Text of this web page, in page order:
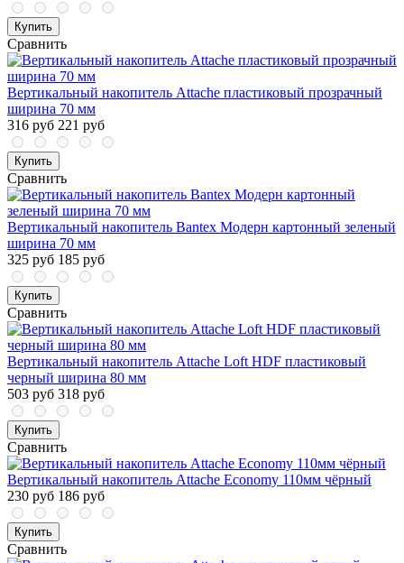
Купить
Сравнить
Вертикальный накопитель Attache пластиковый прозрачный
ширина 70 мм
316 руб 221 руб
Купить
Сравнить
Вертикальный накопитель Bantex Модерн картонный зеленый
ширина 70 мм
325 руб 185 руб
Купить
Сравнить
Вертикальный накопитель Attache Loft HDF пластиковый
черный ширина 80 мм
503 руб 318 руб
Купить
Сравнить
Вертикальный накопитель Attache Economy 110мм чёрный
230 руб 186 руб
Купить
Сравнить